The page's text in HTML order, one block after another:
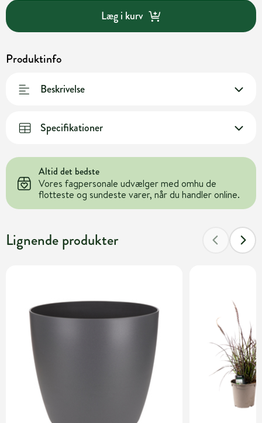
Læg i kurv
Produktinfo
Beskrivelse
Specifikationer
Altid det bedste
Vores fagpersonale udvælger med omhu de
flotteste og sundeste varer, når du handler online.
Lignende produkter